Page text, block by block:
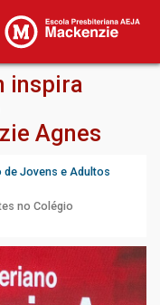
inspira
Agnes
de Jovens e Adultos
no Colégio